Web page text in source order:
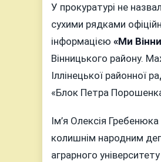
У прокуратурі не
сухими рядками
інформацією «Ми
Вінницького району.
Іллінецької районної
«Блок Петра
Ім’я Олексія
колишнім народним
аграрного